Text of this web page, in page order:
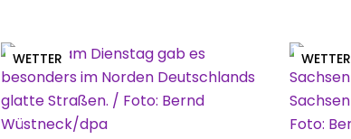
WETTER WETTER